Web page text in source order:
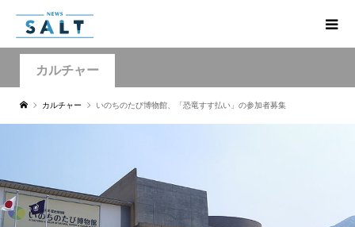
カルチャー
カルチャー いのちのたび博物館、「恐竜すす払い」の参加者募集